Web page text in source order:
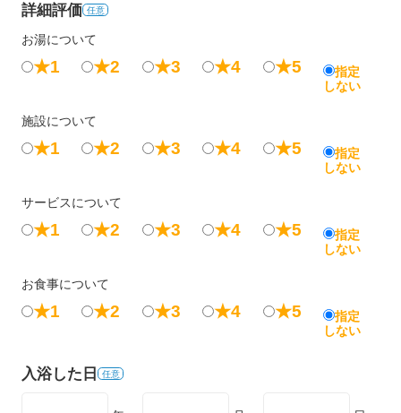
詳細評価 任意
お湯について
★1 ★2 ★3 ★4 ★5
指定
しない
施設について
★1 ★2 ★3 ★4 ★5
指定
しない
サービスについて
★1 ★2 ★3 ★4 ★5
指定
しない
お食事について
★1 ★2 ★3 ★4 ★5
指定
しない
入浴した日 任意